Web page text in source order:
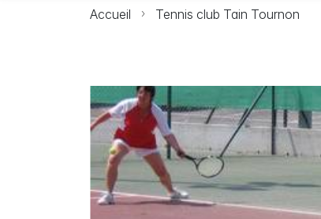
Accueil Tennis club Tain Tournon